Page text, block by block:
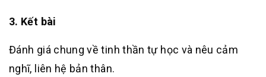
3. Kết bài
Đánh giá chung về tinh thần tự học và nêu cảm
nghĩ, liên hệ bản thân.